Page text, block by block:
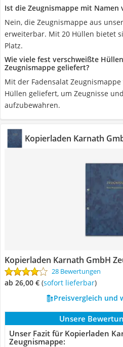
Ist die Zeugnismappe mit Namen
Nein, die Zeugnismappe aus
erweiterbar. Mit 20 Hüllen bietet
Platz.
Wie viele fest verschweißte
Zeugnismappe geliefert?
Mit der Fadensalat
Hüllen geliefert, um Zeugnisse
aufzubewahren.
Kopierladen Karnath
Kopierladen Karnath GmbH
28 Bewertungen
ab 26,00 € ( Sofort lieferbar)
Preisvergleich und
Unsere
Unser Fazit für Kopierladen
Zeugnismappe: